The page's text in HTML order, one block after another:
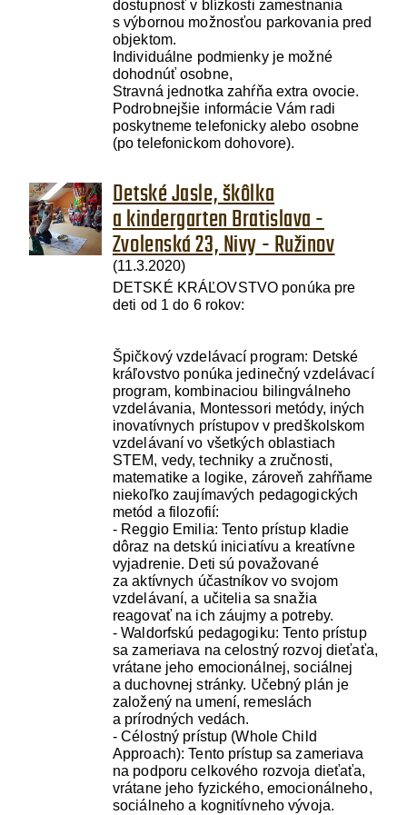
dostupnosť v blízkosti zamestnania
s výbornou možnosťou parkovania pred
objektom.
Individuálne podmienky je možné
dohodnúť osobne,
Stravná jednotka zahŕňa extra ovocie.
Podrobnejšie informácie Vám radi
poskytneme telefonicky alebo osobne
(po telefonickom dohovore).
Detské Jasle, škôlka
a kindergarten Bratislava -
Zvolenská 23, Nivy - Ružinov
(11.3.2020)
DETSKÉ KRÁĽOVSTVO ponúka pre
deti od 1 do 6 rokov:
Špičkový vzdelávací program: Detské
kráľovstvo ponúka jedinečný vzdelávací
program, kombinaciou bilingválneho
vzdelávania, Montessori metódy, iných
inovatívnych prístupov v predškolskom
vzdelávaní vo všetkých oblastiach
STEM, vedy, techniky a zručnosti,
matematike a logike, zároveň zahŕňame
niekoľko zaujímavých pedagogických
metód a filozofií:
- Reggio Emilia: Tento prístup kladie
dôraz na detskú iniciatívu a kreatívne
vyjadrenie. Deti sú považované
za aktívnych účastníkov vo svojom
vzdelávaní, a učitelia sa snažia
reagovať na ich záujmy a potreby.
- Waldorfskú pedagogiku: Tento prístup
sa zameriava na celostný rozvoj dieťaťa,
vrátane jeho emocionálnej, sociálnej
a duchovnej stránky. Učebný plán je
založený na umení, remeslách
a prírodných vedách.
- Célostný prístup (Whole Child
Approach): Tento prístup sa zameriava
na podporu celkového rozvoja dieťaťa,
vrátane jeho fyzického, emocionálneho,
sociálneho a kognitívneho vývoja.